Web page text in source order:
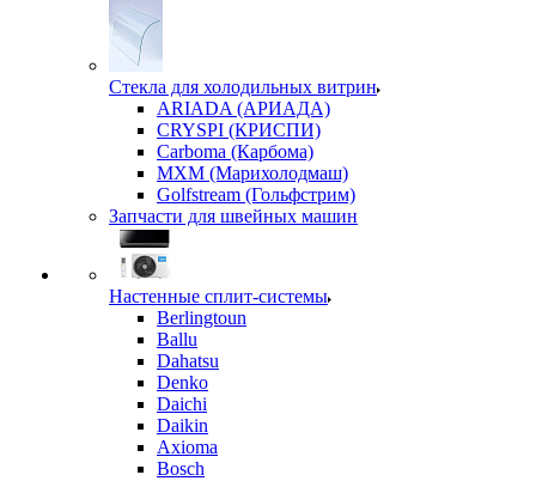
Стекла для холодильных витрин
ARIADA (АРИАДА)
CRYSPI (КРИСПИ)
Carboma (Карбома)
MXM (Марихолодмаш)
Golfstream (Гольфстрим)
Запчасти для швейных машин
Настенные сплит-системы
Berlingtoun
Ballu
Dahatsu
Denko
Daichi
Daikin
Axioma
Bosch